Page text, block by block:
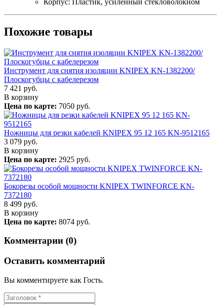
Похожие товары
Инструмент для снятия изоляции KNIPEX KN-1382200/
Плоскогубцы с кабелерезом
7 421 руб.
В корзину
Цена по карте: 7050 руб.
Ножницы для резки кабелей KNIPEX 95 12 165 KN-9512165
3 079 руб.
В корзину
Цена по карте: 2925 руб.
Бокорезы особой мощности KNIPEX TWINFORCE KN-
7372180
8 499 руб.
В корзину
Цена по карте: 8074 руб.
Комментарии (0)
Оставить комментарий
Вы комментируете как Гость.